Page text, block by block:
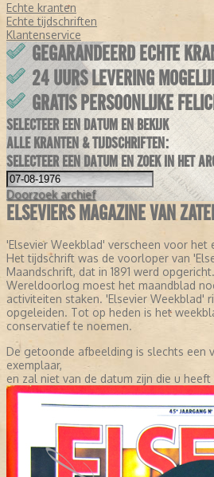
Echte kranten
Echte tijdschriften
Klantenservice
GEGARANDEERD ECHTE
24 UURS LEVERING
GRATIS PERSOONLIJKE
SELECTEER EEN DATUM EN BEKIJK
ALLE KRANTEN & TIJDSCHRIFTEN:
SELECTEER EEN DATUM EN ZOEK IN HET
Doorzoek archief
ELSEVIERS MAGAZINE VAN
'Elsevier Weekblad' verscheen voor het
Het tijdschrift was de voorloper van
Maandschrift, dat in 1891 werd
Wereldoorlog moest het maandblad
activiteiten staken. 'Elsevier Weekblad'
opgeleiden. Tot op heden is het
conservatief te noemen.
De getoonde afbeelding is slechts een
exemplaar,
en zal niet van de datum zijn die u